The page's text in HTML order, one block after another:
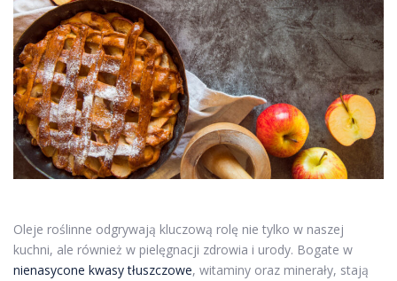
Oleje roślinne odgrywają kluczową rolę nie tylko w naszej
kuchni, ale również w pielęgnacji zdrowia i urody. Bogate w
nienasycone kwasy tłuszczowe, witaminy oraz minerały, stają